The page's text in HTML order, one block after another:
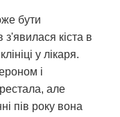
бути
кіста в
у лікаря.
і
але
пів року вона